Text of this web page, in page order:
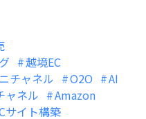
越境EC
チャネル O2O
AI
ャネル
Amazon
サイト構築